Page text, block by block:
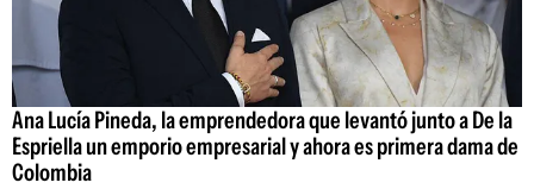
Ana Lucía Pineda, la emprendedora que levantó junto a De la
Espriella un emporio empresarial y ahora es primera dama de
Colombia